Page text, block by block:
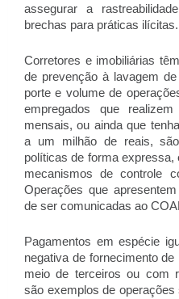
assegurar a
brechas para práticas ilícitas.
Corretores e imobiliárias
de prevenção à lavagem
porte e volume de
empregados que
mensais, ou ainda que
a um milhão de reais,
políticas de forma
mecanismos de controle
Operações que
de ser comunicadas ao
Pagamentos em espécie
negativa de fornecimento
meio de terceiros ou com
são exemplos de